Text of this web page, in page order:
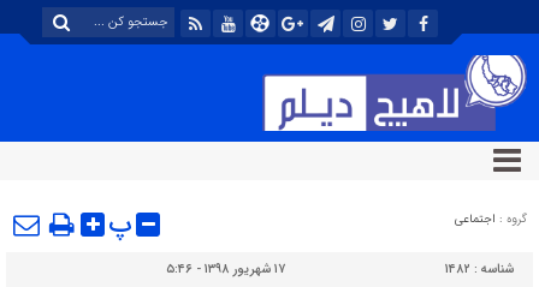
گروه : اجتماعی پ
شناسه : ۱۴۸۲
۱۷ شهریور ۱۳۹۸ - ۵:۴۶